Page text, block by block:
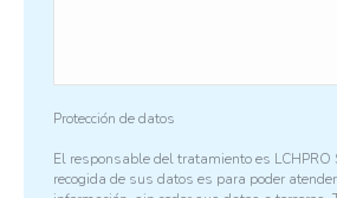
Protección de datos
El responsable del tratamiento es LCHPRO
recogida de sus datos es para poder